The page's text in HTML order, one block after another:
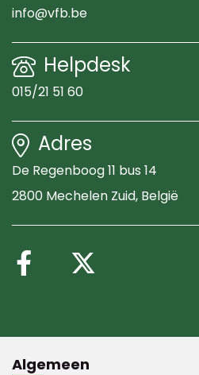
info@vfb.be
Helpdesk
015/21 51 60
Adres
De Regenboog 11 bus 14
2800 Mechelen Zuid, België
Volg ons op
Algemeen